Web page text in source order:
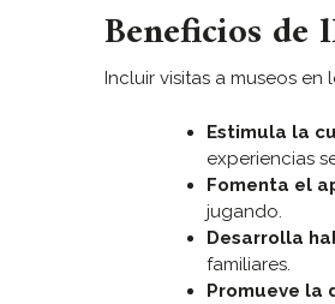
Beneficios de
Incluir visitas a museos
Estimula la
experiencias
Fomenta el
jugando.
Desarrolla
familiares.
Promueve la